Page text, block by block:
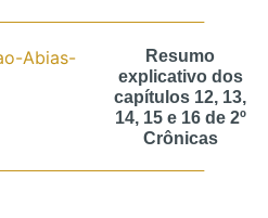
Resumo
explicativo dos
capítulos 12, 13,
14, 15 e 16 de 2º
Crônicas